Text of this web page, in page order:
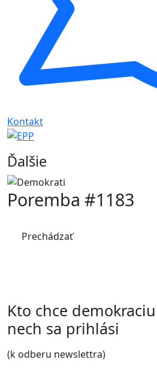
Kontakt
Ďalšie
Prechádzať
Poremba #1183
Kto chce
nech sa prihlási
(k odberu newslettra)